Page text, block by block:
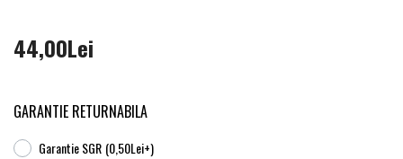
44,00Lei
GARANTIE RETURNABILA
Garantie SGR (0,50Lei+)